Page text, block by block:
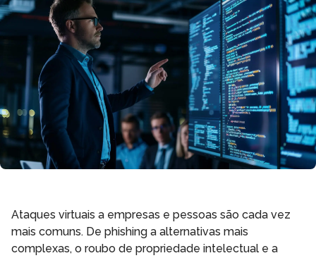
Ataques virtuais a empresas e pessoas são cada vez
mais comuns. De phishing a alternativas mais
complexas, o roubo de propriedade intelectual e a